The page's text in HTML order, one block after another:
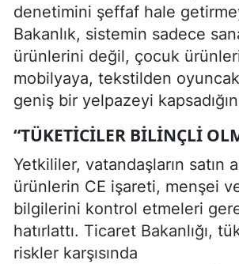
denetimini şeffaf hale
Bakanlık, sistemin sadece
ürünlerini değil, çocuk
mobilyaya, tekstilden
geniş bir yelpazeyi
“TÜKETICILER BILINÇLI
Yetkililer, vatandaşların satın
ürünlerin CE işareti, menşei
bilgilerini kontrol etmeleri
hatırlattı. Ticaret Bakanlığı,
riskler karşısında